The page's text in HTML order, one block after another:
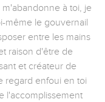
à toi, je
même le gouvernail
entre les mains
raison d'être de
et créateur de
regard enfoui en toi
l'accomplissement